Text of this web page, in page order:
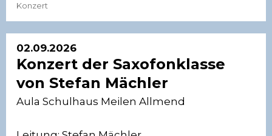
Konzert
02.09.2026
Konzert der Saxofonklasse
von Stefan Mächler
Aula Schulhaus Meilen Allmend